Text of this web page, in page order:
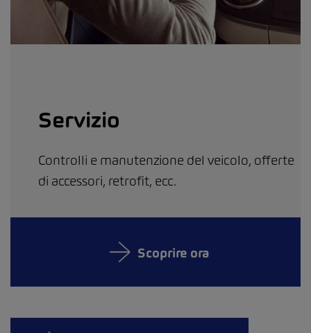
Servizio
Controlli e manutenzione del veicolo, offerte
di accessori, retrofit, ecc.
Scoprire ora